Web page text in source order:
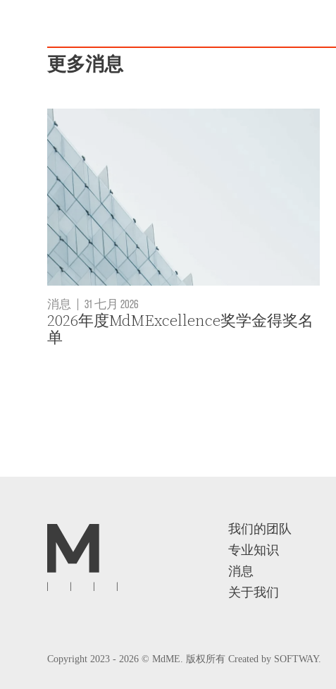
更多消息
消息 | 31 七月 2026
2026年度MdMExcellence奖学金得奖名
单
我们的团队
专业知识
消息
关于我们
Copyright 2023 - 2026 © MdME. 版权所有Created by SOFTWAY.